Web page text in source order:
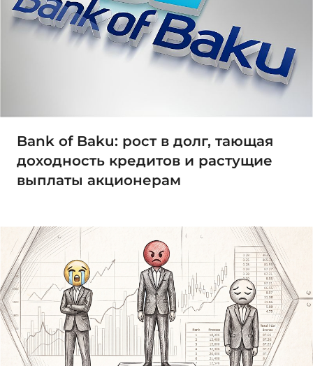
Bank of Baku: рост в долг, тающая
доходность кредитов и растущие
выплаты акционерам